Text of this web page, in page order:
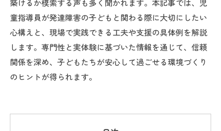
築けるか模索する声も多く聞かれます。本記事では、児
童指導員が発達障害の子どもと関わる際に大切にしたい
心構えと、現場で実践できる工夫や支援の具体例を解説
します。専門性と実体験に基づいた情報を通じて、信頼
関係を深め、子どもたちが安心して過ごせる環境づくり
のヒントが得られます。